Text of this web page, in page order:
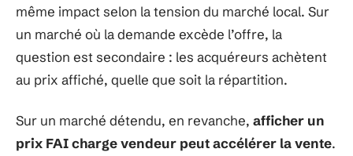
même impact selon la tension du marché local. Sur
un marché où la demande excède l’offre, la
question est secondaire : les acquéreurs achètent
au prix affiché, quelle que soit la répartition.
Sur un marché détendu, en revanche, afficher un
prix FAI charge vendeur peut accélérer la vente.